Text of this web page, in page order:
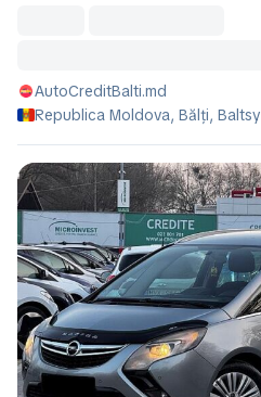
AutoCreditBalti.md
Republica Moldova, Bălţi, Baltsy